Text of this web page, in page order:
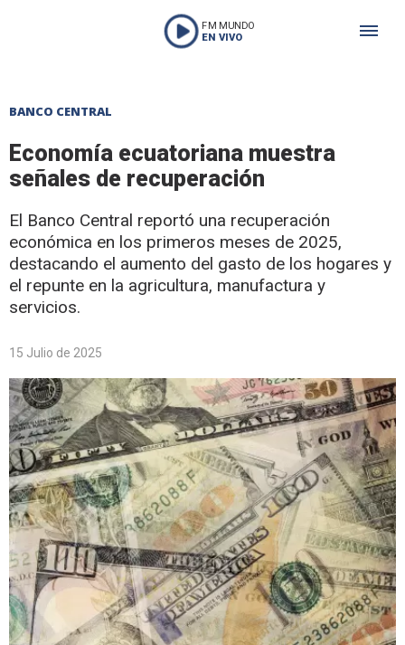
FM MUNDO
EN VIVO
BANCO CENTRAL
Economía ecuatoriana muestra
señales de recuperación
El Banco Central reportó una recuperación
económica en los primeros meses de 2025,
destacando el aumento del gasto de los hogares y
el repunte en la agricultura, manufactura y
servicios.
15 Julio de 2025